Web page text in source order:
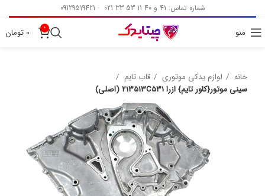
شماره تماس: 41 و 40 11 53 33 021 - 09129519421
منو 0
0 تومان
خانه لوازم یدکی موتوری
قاب تایم
سینی موتور{کاور تایم} ازرا 213513C531 (اصلی)